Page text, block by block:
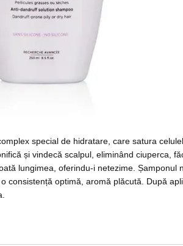
special de hidratare, care satura
și vindecă scalpul, eliminând ciuperca,
lungimea, oferindu-i netezime. Șamponul
consistență optimă, aromă plăcută. După